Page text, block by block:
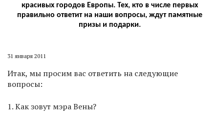
красивых городов Европы. Тех, кто в числе первых
правильно ответит на наши вопросы, ждут памятные
призы и подарки.
31 января 2011
Итак, мы просим вас ответить на следующие
вопросы:
1. Как зовут мэра Вены?